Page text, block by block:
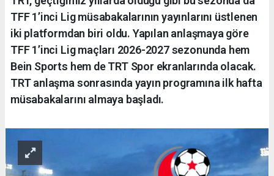
TFF 1’inci Lig müsabakalarının yayınlarını üstlenen
iki platformdan biri oldu. Yapılan anlaşmaya göre
TFF 1’inci Lig maçları 2026-2027 sezonunda hem
Bein Sports hem de TRT Spor ekranlarında olacak.
TRT anlaşma sonrasında yayın programına ilk hafta
müsabakalarını almaya başladı.